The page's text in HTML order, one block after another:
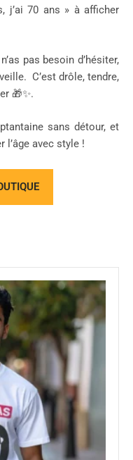
j’ai 70 ans » à afficher
pas besoin d’hésiter,
C’est drôle, tendre,
🎁✨.
sans détour, et
l’âge avec style !